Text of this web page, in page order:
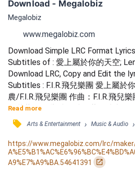
Download - Megalobiz
Megalobiz
www.megalobiz.com
Download Simple LRC Format
Subtitles of : 愛上屬於你的天空;
Download LRC, Copy and Edit the
Subtitles : F.I.R.飛兒樂團 愛上屬於
農/F.I.R.飛兒樂團 作曲：F.I.R.飛兒
依舊藍 只是褪成一片淺藍 / 晴空下
頂驕傲的烽火 / 1 / 原諒我 太自然 /
存在 / 想念你 風停了 / 全世界從此
曾存在 誰又離開 / 我會感謝 你來 /
Read more
󰓹 Arts & Entertainment › Music & Audio ›
https://www.megalobiz.com/lrc/maker/
A9%E7%A9%BA.54641391
󰏌